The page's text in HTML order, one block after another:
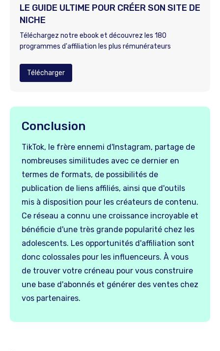
LE GUIDE ULTIME POUR CRÉER SON SITE DE
NICHE
Téléchargez notre ebook et découvrez les 180
programmes d'affiliation les plus rémunérateurs
Télécharger
Conclusion
TikTok, le frère ennemi d'Instagram, partage de
nombreuses similitudes avec ce dernier en
termes de formats, de possibilités de
publication de liens affiliés, ainsi que d'outils
mis à disposition pour les créateurs de contenu.
Ce réseau a connu une croissance incroyable et
bénéficie d'une très grande popularité chez les
adolescents. Les opportunités d'affiliation sont
donc colossales pour les influenceurs. À vous
de trouver votre créneau pour vous construire
une base d'abonnés et générer des ventes chez
vos partenaires.